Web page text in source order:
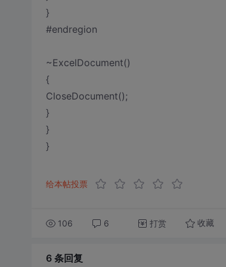
}
#endregion
~ExcelDocument()
{
CloseDocument();
}
}
}
给本帖投票
106 6 打赏 收藏
6 条回复